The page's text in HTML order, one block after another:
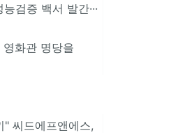
검증 백서 발간···
화관 명당을
씨드에프앤에스,